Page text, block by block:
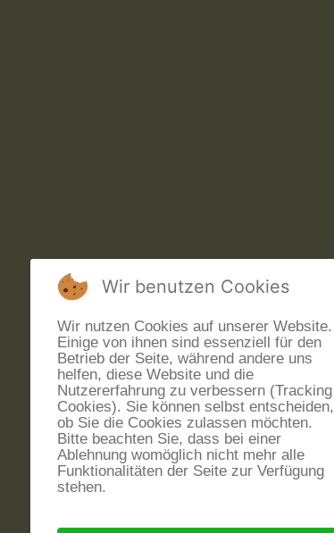
Wir benutzen Cookies
Wir nutzen Cookies auf unserer Website.
Einige von ihnen sind essenziell für den
Betrieb der Seite, während andere uns
helfen, diese Website und die
Nutzererfahrung zu verbessern (Tracking
Cookies). Sie können selbst entscheiden,
ob Sie die Cookies zulassen möchten.
Bitte beachten Sie, dass bei einer
Ablehnung womöglich nicht mehr alle
Funktionalitäten der Seite zur Verfügung
stehen.